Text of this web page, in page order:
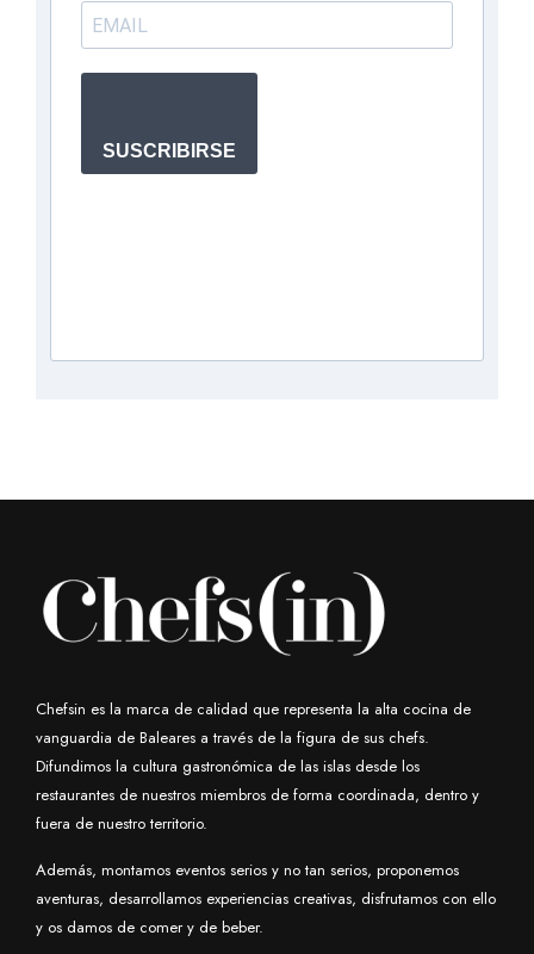
SUSCRIBIRSE
Chefsin es la marca de calidad que representa la alta cocina de
vanguardia de Baleares a través de la figura de sus chefs.
Difundimos la cultura gastronómica de las islas desde los
restaurantes de nuestros miembros de forma coordinada, dentro y
fuera de nuestro territorio.
Además, montamos eventos serios y no tan serios, proponemos
aventuras, desarrollamos experiencias creativas, disfrutamos con ello
y os damos de comer y de beber.